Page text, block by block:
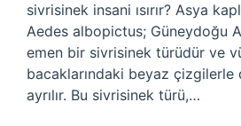
sivrisinek insani ısırır? Asya
Aedes albopictus; Güneydoğu
emen bir sivrisinek türüdür ve
bacaklarındaki beyaz
ayrılır. Bu sivrisinek türü,…